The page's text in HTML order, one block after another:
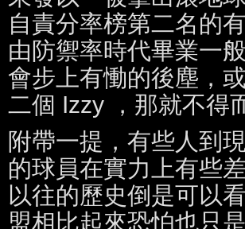
自責分率榜第二名的
由防禦率時代畢業一
會步上有慟的後塵，
二個 Izzy ，那就不得
附帶一提，有些人到
的球員在實力上有些
以往的歷史倒是可以
盟相比起來恐怕也只